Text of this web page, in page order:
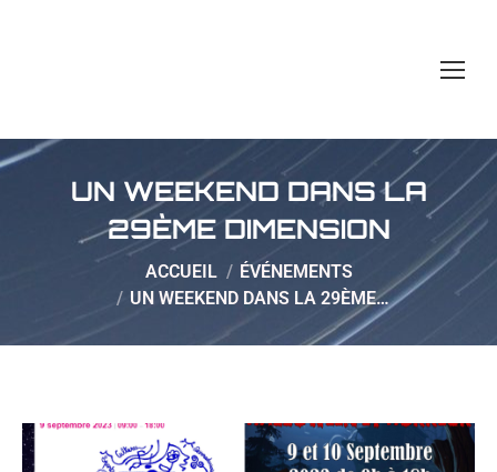
UN WEEKEND DANS LA
29ÈME DIMENSION
Vous êtes ici : ACCUEIL
ÉVÉNEMENTS
UN WEEKEND DANS LA 29ÈME…